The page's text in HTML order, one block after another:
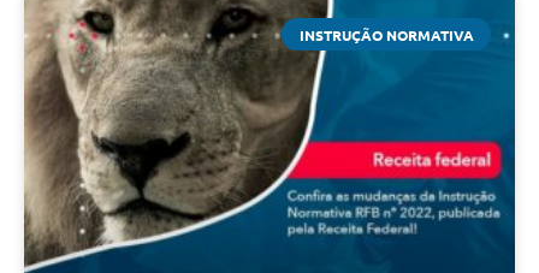
INSTRUÇÃO NORMATIVA